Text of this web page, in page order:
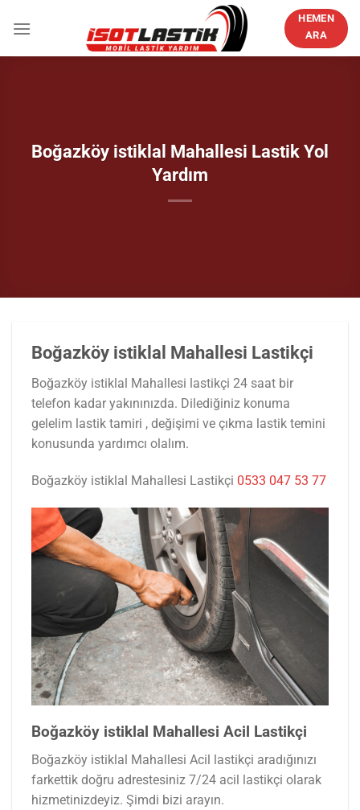
atla
HEMEN
ARA
Boğazköy istiklal Mahallesi Lastik Yol
Yardım
Boğazköy istiklal Mahallesi Lastikçi
Boğazköy istiklal Mahallesi lastikçi 24 saat bir
telefon kadar yakınınızda. Dilediğiniz konuma
gelelim lastik tamiri , değişimi ve çıkma lastik temini
konusunda yardımcı olalım.
Boğazköy istiklal Mahallesi Lastikçi 0533 047 53 77
Boğazköy istiklal Mahallesi Acil Lastikçi
Boğazköy istiklal Mahallesi Acil lastikçi aradığınızı
farkettik doğru adrestesiniz 7/24 acil lastikçi olarak
hizmetinizdeyiz. Şimdi bizi arayın.